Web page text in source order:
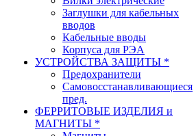
Заглушки для кабельных
вводов
Кабельные вводы
Корпуса для РЭА
УСТРОЙСТВА ЗАЩИТЫ *
Предохранители
Самовосстанавливающиеся
пред.
ФЕРРИТОВЫЕ ИЗДЕЛИЯ и
МАГНИТЫ *